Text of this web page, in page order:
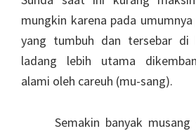
mungkin karena pada
yang tumbuh dan tersebar di
ladang lebih utama
alami oleh careuh (mu-sang).
Semakin banyak